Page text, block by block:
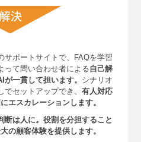
サポートサイトで、FAQを学習
って問い合わせ者による自己解
一貫して担います。 シナリオ
セットアップでき、 有人対応
エスカレーションします。
断は人に。役割を分担すること
の顧客体験を提供します。